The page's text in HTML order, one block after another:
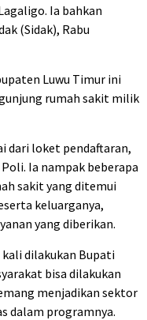
Ia bahkan
(Sidak), Rabu
Luwu Timur ini
rumah sakit milik
dari loket pendaftaran,
Ia nampak beberapa
sakit yang ditemui
keluarganya,
yang diberikan.
kali dilakukan Bupati
bisa dilakukan
menjadikan sektor
dalam programnya.